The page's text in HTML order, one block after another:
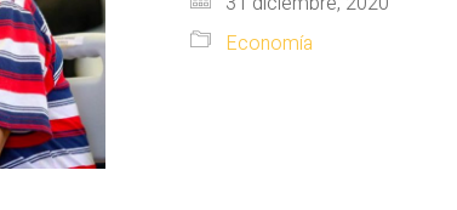
Economía